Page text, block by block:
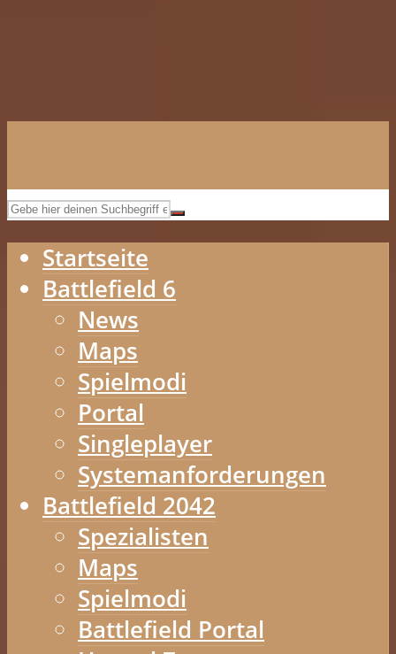
Startseite
Battlefield 6
News
Maps
Spielmodi
Portal
Singleplayer
Systemanforderungen
Battlefield 2042
Spezialisten
Maps
Spielmodi
Battlefield Portal